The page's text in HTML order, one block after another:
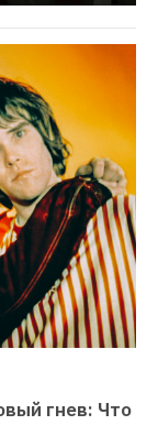
гнев: Что